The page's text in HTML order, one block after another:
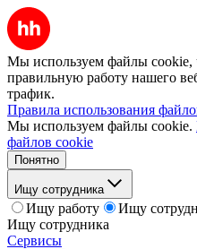
Мы используем файлы cookie,
правильную работу нашего
трафик.
Правила использования
Мы используем файлы cookie.
файлов cookie
Понятно
Ищу сотрудника
Ищу работу
Ищу
Ищу сотрудника
Сервисы